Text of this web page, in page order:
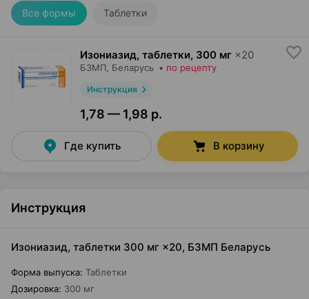
Все формы Таблетки
Изониазид, таблетки, 300 мг ×20
БЗМП , Беларусь • по рецепту
Инструкция
1,78 — 1,98 р.
Где купить В корзину
Инструкция
Изониазид, таблетки 300 мг ×20, БЗМП Беларусь
Форма выпуска: Таблетки
Дозировка: 300 мг